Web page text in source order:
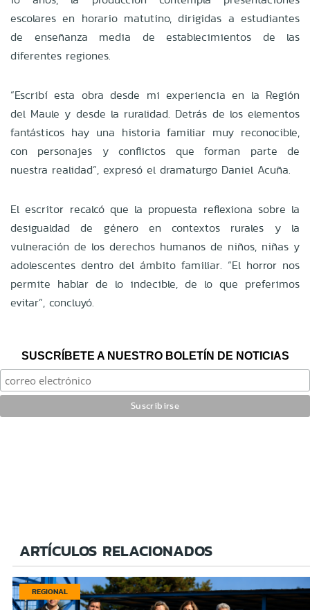
escolares en horario matutino, dirigidas a estudiantes
de enseñanza media de establecimientos de las
diferentes regiones.
“Escribí esta obra desde mi experiencia en la Región
del Maule y desde la ruralidad. Detrás de los elementos
fantásticos hay una historia familiar muy reconocible,
con personajes y conflictos que forman parte de
nuestra realidad”, expresó el dramaturgo Daniel Acuña.
El escritor recalcó que la propuesta reflexiona sobre la
desigualdad de género en contextos rurales y la
vulneración de los derechos humanos de niños, niñas y
adolescentes dentro del ámbito familiar. “El horror nos
permite hablar de lo indecible, de lo que preferimos
evitar”, concluyó.
SUSCRÍBETE A NUESTRO BOLETÍN DE NOTICIAS
ARTÍCULOS RELACIONADOS
REGIONAL